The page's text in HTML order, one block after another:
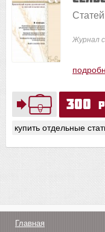
300
купить отдельные
Журнал
Главная